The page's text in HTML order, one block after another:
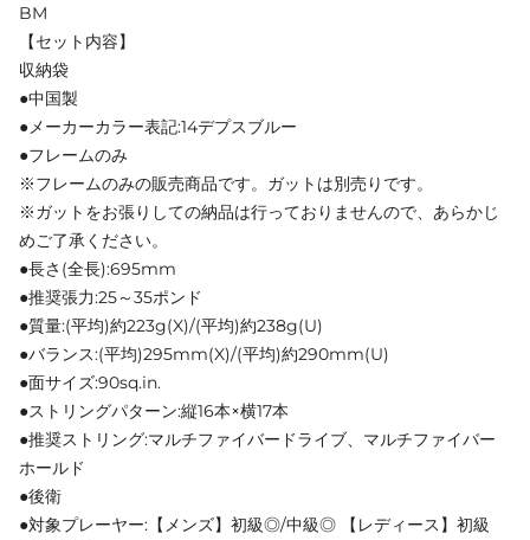
BM
【セット内容】
収納袋
●中国製
●メーカーカラー表記:14デプスブルー
●フレームのみ
※フレームのみの販売商品です。ガットは別売りです。
※ガットをお張りしての納品は行っておりませんので、あらかじ
めご了承ください。
●長さ(全長):695mm
●推奨張力:25～35ポンド
●質量:(平均)約223g(X)/(平均)約238g(U)
●バランス:(平均)295mm(X)/(平均)約290mm(U)
●面サイズ:90sq.in.
●ストリングパターン:縦16本×横17本
●推奨ストリング:マルチファイバードライブ、マルチファイバー
ホールド
●後衛
●対象プレーヤー:【メンズ】初級◎/中級◎ 【レディース】初級